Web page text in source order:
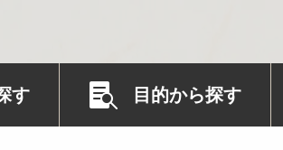
す 目的から探す